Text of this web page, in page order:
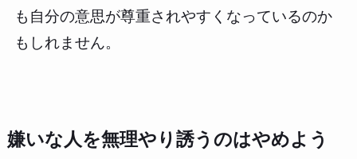
も自分の意思が尊重されやすくなっているのか
もしれません。
嫌いな人を無理やり誘うのはやめよう